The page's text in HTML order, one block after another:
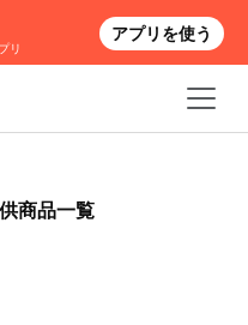
商品一覧
リ
アプリを使う